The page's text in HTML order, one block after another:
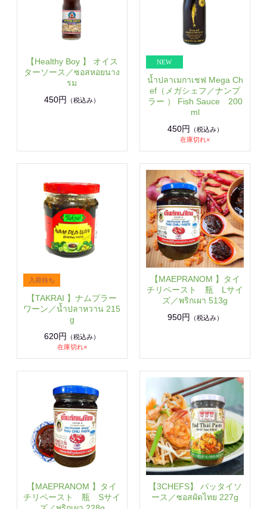
【Healthy Boy 】 オイス
ターソース／ซอสหอยนาง
รม
450円
（税込み）
น้ำปลาเมกาเชฟ Mega Ch
ef（メガシェフ／ナンプ
ラー ） Fish Sauce 200
ml
450円
（税込み）
在庫切れ×
【TAKRAI 】ナムプラー
ワーン／น้ำปลาหวาน 215
g
620円
（税込み）
在庫切れ×
【MAEPRANOM 】タイ
チリペースト 瓶 Lサイ
ズ／พริกเผา 513g
950円
（税込み）
【MAEPRANOM 】タイ
チリペースト 瓶 Sサイ
【3CHEFS】 パッタイソ
ース／ซอสผัดไทย 227g